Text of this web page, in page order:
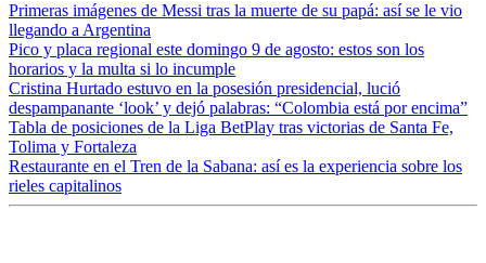
Primeras imágenes de Messi tras la muerte de su papá: así se le vio
llegando a Argentina
Pico y placa regional este domingo 9 de agosto: estos son los
horarios y la multa si lo incumple
Cristina Hurtado estuvo en la posesión presidencial, lució
despampanante ‘look’ y dejó palabras: “Colombia está por encima”
Tabla de posiciones de la Liga BetPlay tras victorias de Santa Fe,
Tolima y Fortaleza
Restaurante en el Tren de la Sabana: así es la experiencia sobre los
rieles capitalinos